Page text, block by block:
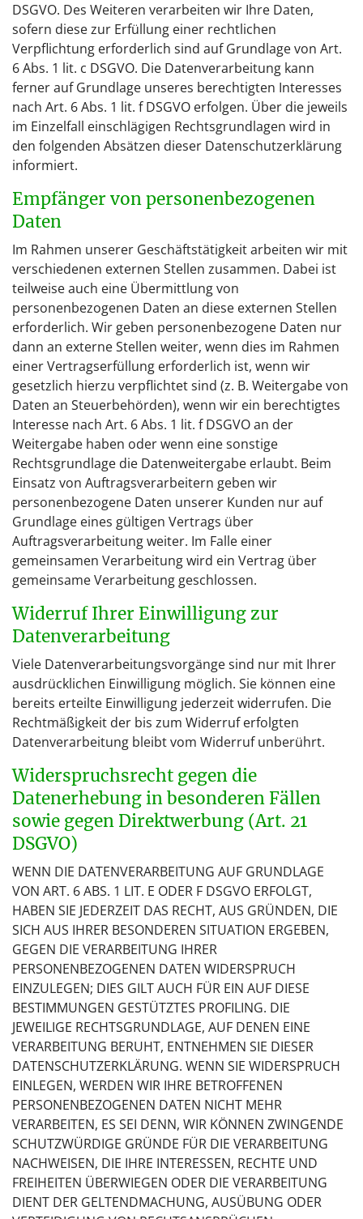
DSGVO. Des Weiteren verarbeiten wir Ihre Daten,
sofern diese zur Erfüllung einer rechtlichen
Verpflichtung erforderlich sind auf Grundlage von Art.
6 Abs. 1 lit. c DSGVO. Die Datenverarbeitung kann
ferner auf Grundlage unseres berechtigten Interesses
nach Art. 6 Abs. 1 lit. f DSGVO erfolgen. Über die jeweils
im Einzelfall einschlägigen Rechtsgrundlagen wird in
den folgenden Absätzen dieser Datenschutzerklärung
informiert.
Empfänger von personenbezogenen
Daten
Im Rahmen unserer Geschäftstätigkeit arbeiten wir mit
verschiedenen externen Stellen zusammen. Dabei ist
teilweise auch eine Übermittlung von
personenbezogenen Daten an diese externen Stellen
erforderlich. Wir geben personenbezogene Daten nur
dann an externe Stellen weiter, wenn dies im Rahmen
einer Vertragserfüllung erforderlich ist, wenn wir
gesetzlich hierzu verpflichtet sind (z. B. Weitergabe von
Daten an Steuerbehörden), wenn wir ein berechtigtes
Interesse nach Art. 6 Abs. 1 lit. f DSGVO an der
Weitergabe haben oder wenn eine sonstige
Rechtsgrundlage die Datenweitergabe erlaubt. Beim
Einsatz von Auftragsverarbeitern geben wir
personenbezogene Daten unserer Kunden nur auf
Grundlage eines gültigen Vertrags über
Auftragsverarbeitung weiter. Im Falle einer
gemeinsamen Verarbeitung wird ein Vertrag über
gemeinsame Verarbeitung geschlossen.
Widerruf Ihrer Einwilligung zur
Datenverarbeitung
Viele Datenverarbeitungsvorgänge sind nur mit Ihrer
ausdrücklichen Einwilligung möglich. Sie können eine
bereits erteilte Einwilligung jederzeit widerrufen. Die
Rechtmäßigkeit der bis zum Widerruf erfolgten
Datenverarbeitung bleibt vom Widerruf unberührt.
Widerspruchsrecht gegen die
Datenerhebung in besonderen Fällen
sowie gegen Direktwerbung (Art. 21
DSGVO)
WENN DIE DATENVERARBEITUNG AUF GRUNDLAGE
VON ART. 6 ABS. 1 LIT. E ODER F DSGVO ERFOLGT,
HABEN SIE JEDERZEIT DAS RECHT, AUS GRÜNDEN, DIE
SICH AUS IHRER BESONDEREN SITUATION ERGEBEN,
GEGEN DIE VERARBEITUNG IHRER
PERSONENBEZOGENEN DATEN WIDERSPRUCH
EINZULEGEN; DIES GILT AUCH FÜR EIN AUF DIESE
BESTIMMUNGEN GESTÜTZTES PROFILING. DIE
JEWEILIGE RECHTSGRUNDLAGE, AUF DENEN EINE
VERARBEITUNG BERUHT, ENTNEHMEN SIE DIESER
DATENSCHUTZERKLÄRUNG. WENN SIE WIDERSPRUCH
EINLEGEN, WERDEN WIR IHRE BETROFFENEN
PERSONENBEZOGENEN DATEN NICHT MEHR
VERARBEITEN, ES SEI DENN, WIR KÖNNEN ZWINGENDE
SCHUTZWÜRDIGE GRÜNDE FÜR DIE VERARBEITUNG
NACHWEISEN, DIE IHRE INTERESSEN, RECHTE UND
FREIHEITEN ÜBERWIEGEN ODER DIE VERARBEITUNG
DIENT DER GELTENDMACHUNG, AUSÜBUNG ODER